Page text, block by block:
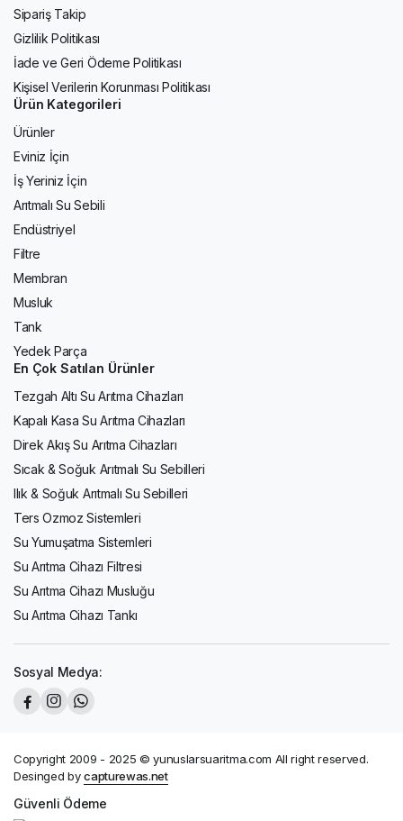
Sipariş Takip
Gizlilik Politikası
İade ve Geri Ödeme Politikası
Kişisel Verilerin Korunması Politikası
Ürün Kategorileri
Ürünler
Eviniz İçin
İş Yeriniz İçin
Arıtmalı Su Sebili
Endüstriyel
Filtre
Membran
Musluk
Tank
Yedek Parça
En Çok Satılan Ürünler
Tezgah Altı Su Arıtma Cihazları
Kapalı Kasa Su Arıtma Cihazları
Direk Akış Su Arıtma Cihazları
Sıcak & Soğuk Arıtmalı Su Sebilleri
Ilık & Soğuk Arıtmalı Su Sebilleri
Ters Ozmoz Sistemleri
Su Yumuşatma Sistemleri
Su Arıtma Cihazı Filtresi
Su Arıtma Cihazı Musluğu
Su Arıtma Cihazı Tankı
Sosyal Medya:
Copyright 2009 - 2025 © yunuslarsuaritma.com All right reserved.
Desinged bycapturewas.net
Güvenli Ödeme